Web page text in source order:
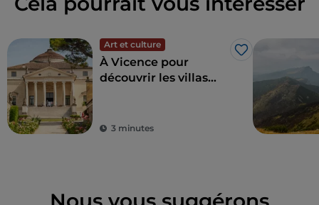
Art et culture
J’aime
À Vicence pour
découvrir les villas
3 minutes